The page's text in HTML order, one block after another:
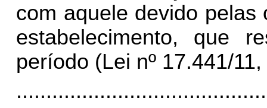
com aquele devido
estabelecimento, que
período (Lei nº 17.441/11,